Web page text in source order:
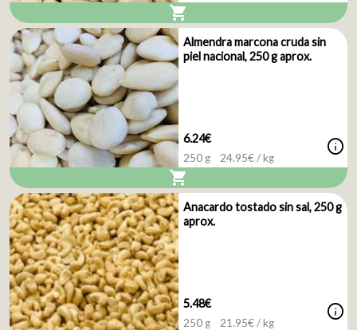
shopping_cart
Almendra marcona cruda sin
piel nacional, 250 g aprox.
6.24€
250 g 24.95€ / kg info
shopping_cart
Anacardo tostado sin sal, 250 g
aprox.
5.48€
250 g 21.95€ / kg info